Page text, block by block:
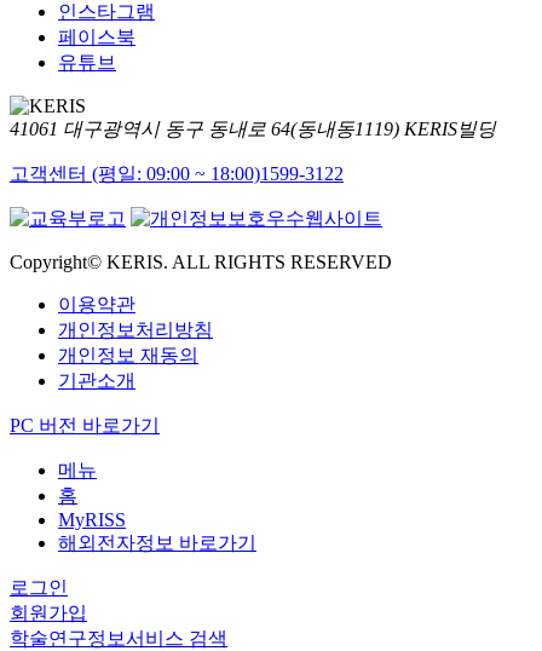
인스타그램
페이스북
유튜브
41061 대구광역시 동구 동내로 64(동내동1119) KERIS빌딩
고객센터 (평일: 09:00 ~ 18:00)1599-3122
Copyright© KERIS. ALL RIGHTS RESERVED
이용약관
개인정보처리방침
개인정보 재동의
기관소개
PC 버전 바로가기
메뉴
홈
MyRISS
해외전자정보 바로가기
로그인
회원가입
학술연구정보서비스 검색